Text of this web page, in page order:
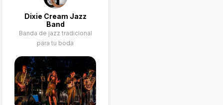
Dixie Cream Jazz
Band
Banda de jazz tradicional
para tu boda